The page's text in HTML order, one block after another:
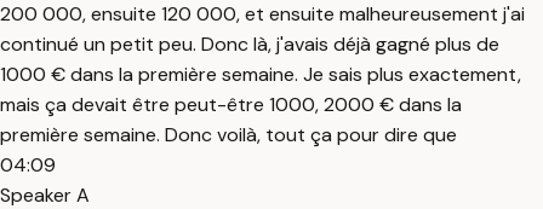
200 000, ensuite 120 000, et ensuite malheureusement j'ai
continué un petit peu. Donc là, j'avais déjà gagné plus de
1000 € dans la première semaine. Je sais plus exactement,
mais ça devait être peut-être 1000, 2000 € dans la
première semaine. Donc voilà, tout ça pour dire que
04:09
Speaker A